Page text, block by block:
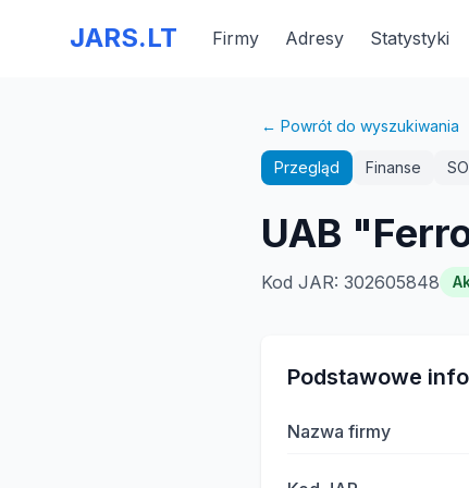
JARS.LT Firmy Adresy Statystyki
← Powrót do wyszukiwania
Przegląd Finanse
UAB
Kod JAR: 302605848
Podstawowe
Nazwa firmy